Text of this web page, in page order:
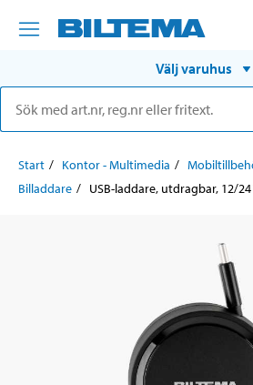
Välj varuhus
Start Kontor - Multimedia
Billaddare
USB-laddare, utdragbar, 12/24